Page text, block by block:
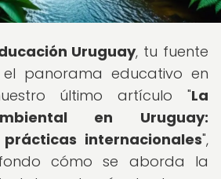
Uruguay, tu fuente
panorama educativo en
último artículo "La
en Uruguay:
internacionales",
cómo se aborda la